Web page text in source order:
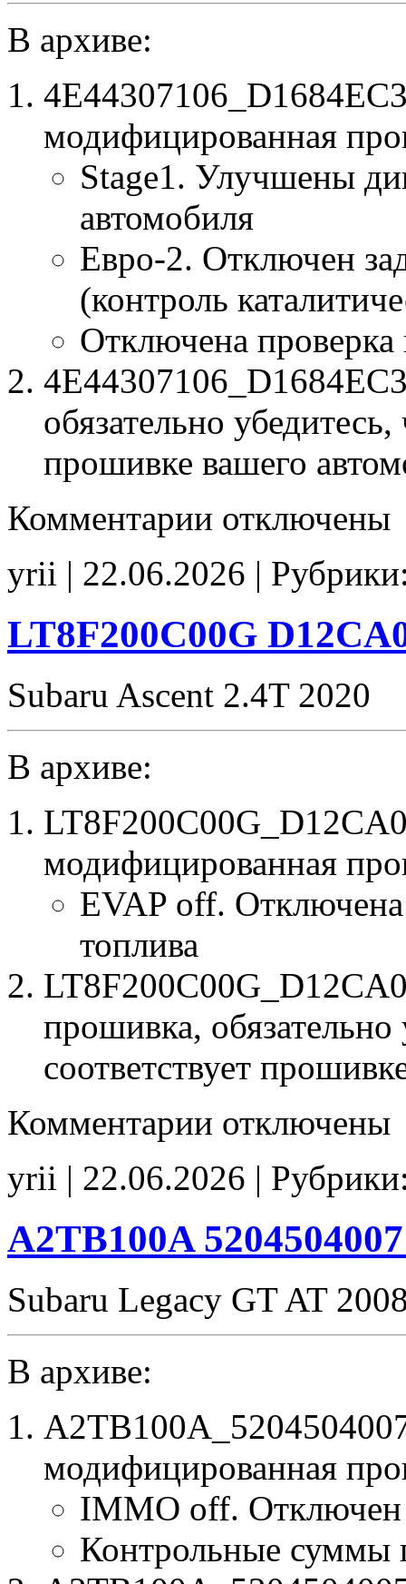
В архиве:
модифицированная
Stage1. Улучшены
автомобиля
Евро-2. Отключен
(контроль
Отключена
обязательно
прошивке вашего
Комментарии записи
Stage1
E2
отключены
yrii | 22.06.2026 |
LT8F200C00G
Subaru Ascent 2.4T 2020
В архиве:
модифицированная
EVAP off. Отключена
топлива
прошивка, обязательно
соответствует
Комментарии записи
EVAP_off
noCHK
отключены
yrii | 22.06.2026 |
A2TB100A
Subaru Legacy GT AT
В архиве:
модифицированная
IMMO off. Отключен
Контрольные суммы